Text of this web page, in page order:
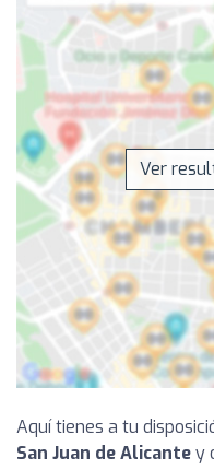
Ver
Aquí tienes a tu
San Juan de Alicantey